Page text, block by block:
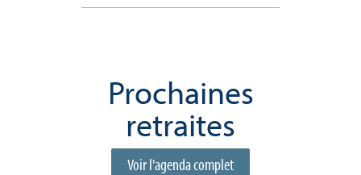
Prochaines
retraites
Voir l'agenda complet